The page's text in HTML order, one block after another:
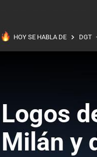
HOY SE HABLA DE DGT
Logos
Milán y